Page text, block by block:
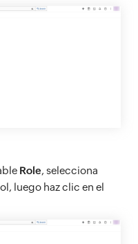
Role, selecciona
luego haz clic en el